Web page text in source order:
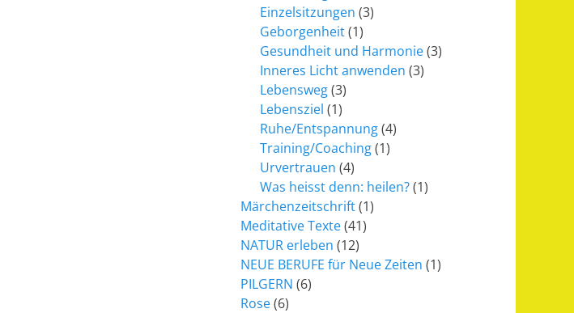
Einzelsitzungen (3)
Geborgenheit(1)
Gesundheit und Harmonie(3)
Inneres Licht anwenden (3)
Lebensweg(3)
Lebensziel (1)
Ruhe/Entspannung(4)
Training/Coaching(1)
Urvertrauen (4)
Was heisst denn: heilen?(1)
Märchenzeitschrift(1)
Meditative Texte(41)
NATUR erleben (12)
NEUE BERUFE für Neue Zeiten (1)
PILGERN (6)
Rose(6)